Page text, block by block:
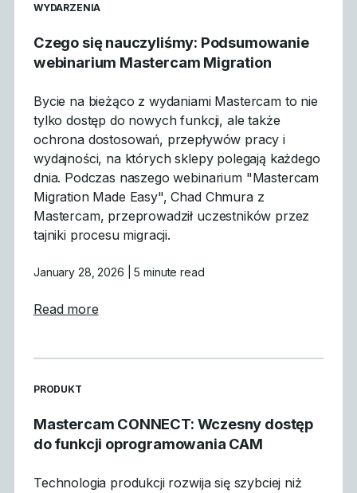
READ MORE ARTICLES ABOUT
WYDARZENIA
Czego się nauczyliśmy: Podsumowanie
webinarium Mastercam Migration
Bycie na bieżąco z wydaniami Mastercam to nie
tylko dostęp do nowych funkcji, ale także
ochrona dostosowań, przepływów pracy i
wydajności, na których sklepy polegają każdego
dnia. Podczas naszego webinarium "Mastercam
Migration Made Easy", Chad Chmura z
Mastercam, przeprowadził uczestników przez
tajniki procesu migracji.
January 28, 2026 | 5 minute read
Read moreabout Czego się nauczyliśmy:
READ MORE ARTICLES ABOUT
PRODUKT
Mastercam CONNECT: Wczesny dostęp
do funkcji oprogramowania CAM
Technologia produkcji rozwija się szybciej niż